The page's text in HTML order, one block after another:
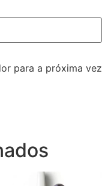
para a próxima vez